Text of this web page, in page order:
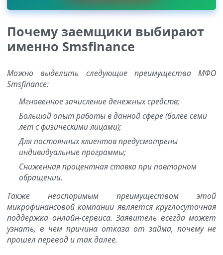
Почему заемщики выбирают
именно Smsfinance
Можно выделить следующие преимущества МФО
Smsfinance:
Мгновенное зачисление денежных средств;
Большой опыт работы в данной сфере (более семи
лет с физическими лицами);
Для постоянных клиентов предусмотрены
индивидуальные программы;
Сниженная процентная ставка при повторном
обращении.
Также неоспоримым преимуществом этой
микрофинансовой компании является круглосуточная
поддержка онлайн-сервиса. Заявитель всегда может
узнать, в чем причина отказа от займа, почему не
прошел перевод и так далее.